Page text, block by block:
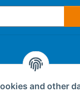
and other